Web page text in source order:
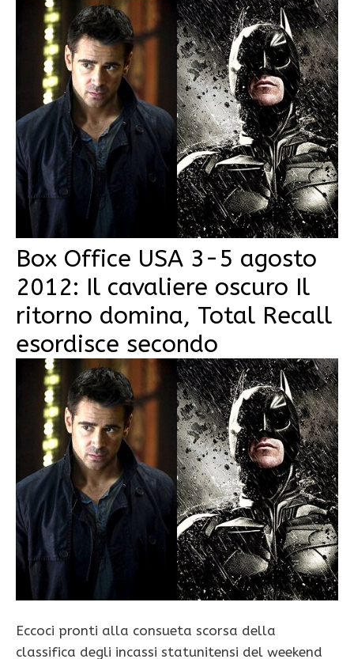
Box Office USA 3-5 agosto
2012: Il cavaliere oscuro Il
ritorno domina, Total Recall
esordisce secondo
Eccoci pronti alla consueta scorsa della
classifica degli incassi statunitensi del weekend